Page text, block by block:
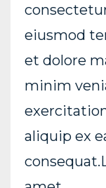
eiusmod
et dolore
minim
aliquip ex